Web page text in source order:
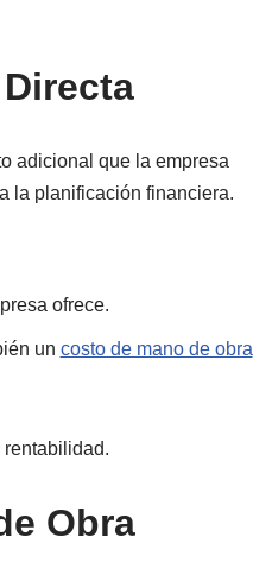
adicional que la empresa
la planificación financiera.
ofrece.
un costo de mano de obra
Obra